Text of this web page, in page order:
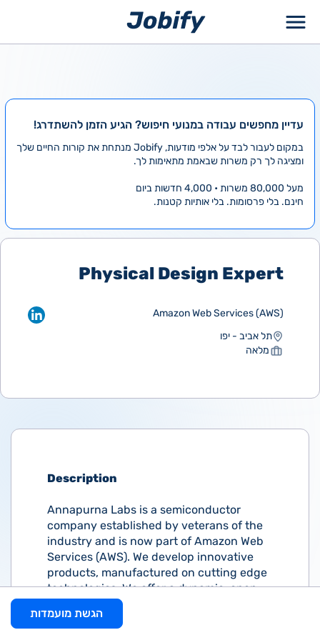
עדיין מחפשים עבודה במנועי חיפוש? הגיע הזמן להשתדרג!
במקום לעבור לבד על אלפי מודעות, Jobify מנתחת את קורות החיים שלך
ומציגה לך רק משרות שבאמת מתאימות לך.
מעל 80,000 משרות • 4,000 חדשות ביום
חינם. בלי פרסומות. בלי אותיות קטנות.
Physical Design Expert
Amazon Web Services (AWS)
תל אביב - יפו
מלאה
Description
Annapurna Labs is a semiconductor
company established by veterans of the
industry and is now part of Amazon Web
Services (AWS). We develop innovative
products, manufactured on cutting edge
technologies. We offer a dynamic, open,
teamwork environment operating at a
rapid pace.
הגשת מועמדות